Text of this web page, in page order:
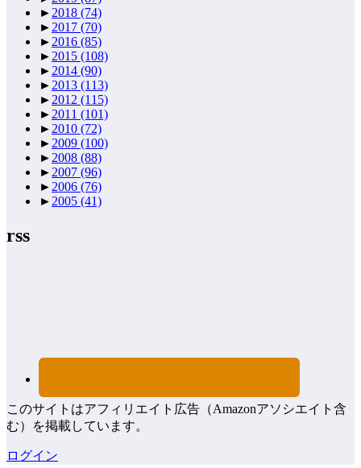
► 2018 (74)
► 2017 (70)
► 2016 (85)
► 2015 (108)
► 2014 (90)
► 2013 (113)
► 2012 (115)
► 2011 (101)
► 2010 (72)
► 2009 (100)
► 2008 (88)
► 2007 (96)
► 2006 (76)
► 2005 (41)
rss
このサイトはアフィリエイト広告（Amazonアソシエイト含
む）を掲載しています。
ログイン